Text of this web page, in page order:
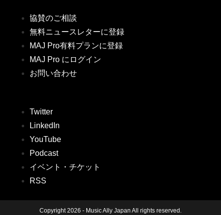
協賛のご相談
無料ニュースレターに登録
MAJ Pro有料プランに登録
MAJ Pro にログイン
お問い合わせ
Twitter
LinkedIn
YouTube
Podcast
イベント・チケット
RSS
Copyright 2026 - Music Ally Japan All rights reserved.